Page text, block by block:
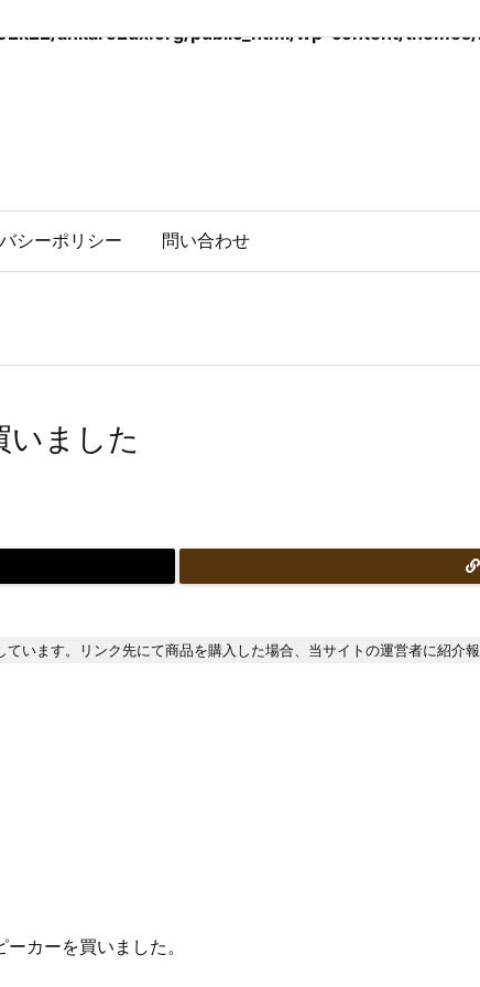
ankare2dx.org/public_html/wp-content/
シーポリシー 問い合わせ
いました
います。リンク先にて商品を購入した場合、当サイトの運営者に紹介
カーを買いました。